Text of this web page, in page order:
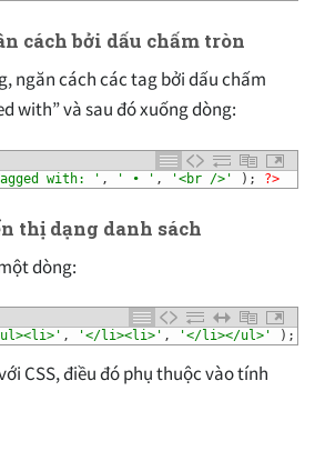
cách bởi dấu chấm tròn
ngăn cách các tag bởi dấu chấm
with” và sau đó xuống dòng:
with: ' , ' • ' , '<br />' ) ; ?>
thị dạng danh sách
dòng:
, '</li><li>' , '</li></ul>' ) ;
CSS, điều đó phụ thuộc vào tính